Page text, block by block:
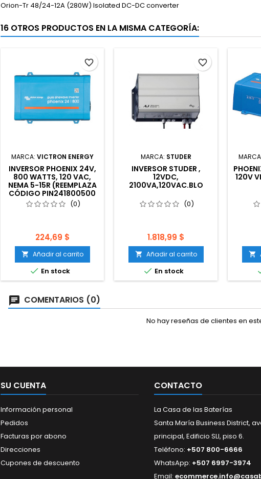
Orion-Tr 48/24-12A (280W) Isolated DC-DC converter
16 OTROS PRODUCTOS EN LA MISMA CATEGORÍA:
MARCA: VICTRON ENERGY
INVERSOR PHOENIX 24V,
800 WATTS, 120 VAC,
NEMA 5-15R (REEMPLAZA
CÓDIGO PIN241800500
(0)
Precio
224,69 $
 Añadir al carrito
 En stock
favorite_border
MARCA: STUDER
INVERSOR STUDER ,
12VDC,
2100VA,120VAC.BLO
(0)
Precio
1.818,99 $
 Añadir al carrito
 En stock
favorite_border
120V

COMENTARIOS (0)
No hay reseñas de clientes en
SU CUENTA
Información personal
Pedidos
Facturas por abono
Direcciones
Cupones de descuento
CONTACTO
La Casa de las Baterías
Santa María Business District,
principal, Edificio SLI, piso 6.
Teléfono: +507 800-6666
WhatsApp: +507 6997-3974
Email: